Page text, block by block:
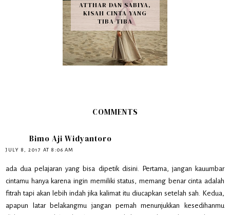
ATTHAR DAN SABIYA,
KISAH CINTA YANG
TIBA-TIBA
COMMENTS
Bimo Aji Widyantoro
JULY 8, 2017 AT 8:06 AM
ada dua pelajaran yang bisa dipetik disini. Pertama, jangan kauumbar
cintamu hanya karena ingin memiliki status, memang benar cinta adalah
fitrah tapi akan lebih indah jika kalimat itu diucapkan setelah sah. Kedua,
apapun latar belakangmu jangan pernah menunjukkan kesedihanmu